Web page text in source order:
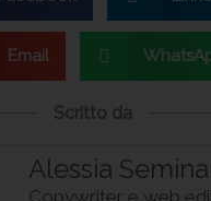
Email
Scritto da
Alessia
Copywriter e web